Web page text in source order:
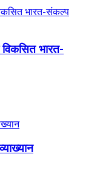
भारत-